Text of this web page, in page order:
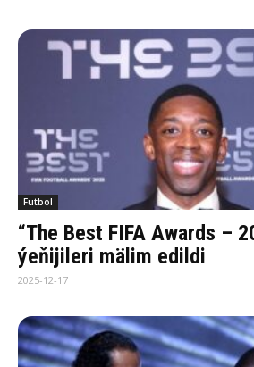
Futbol
“The Best FIFA Awards –
ýeňijileri mälim edildi
2025-12-17